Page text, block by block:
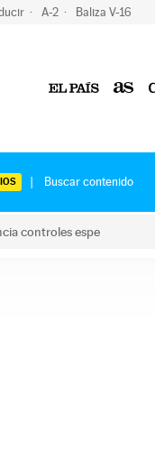
A-2 Baliza V-16
controles espe